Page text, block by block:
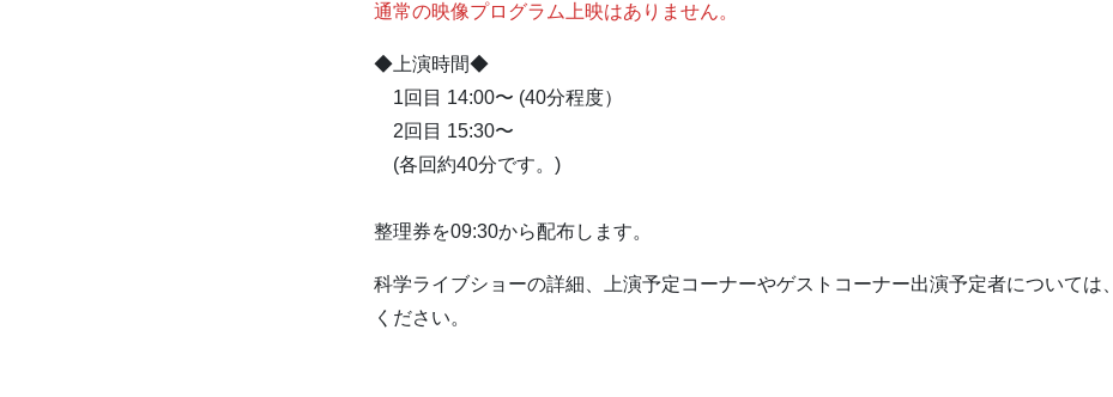
通常の映像プログラム上映はありません。
◆上演時間◆
1回目 14:00〜 (40分程度）
2回目 15:30〜
(各回約40分です。)
整理券を09:30から配布します。
科学ライブショーの詳細、上演予定コーナーやゲストコーナー出演予定者については、
ください。